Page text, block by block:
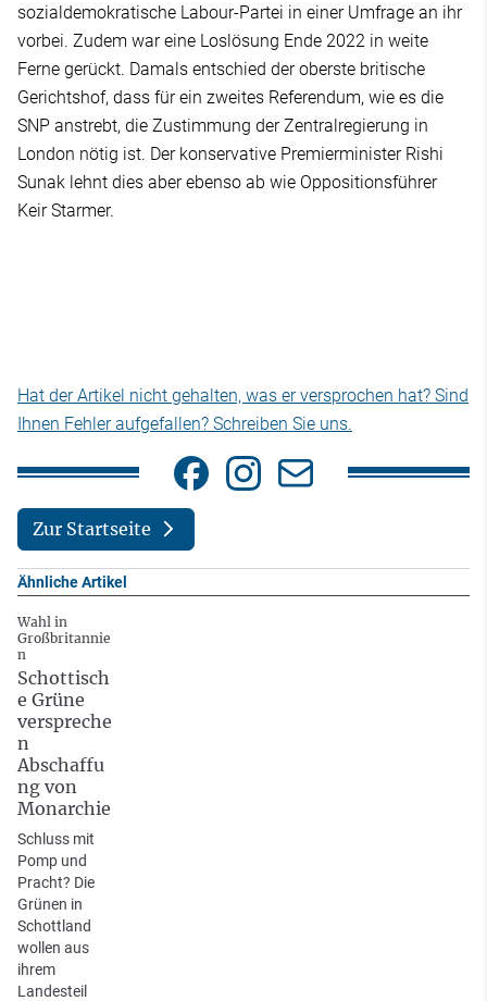
sozialdemokratische Labour-Partei in einer Umfrage an ihr
vorbei. Zudem war eine Loslösung Ende 2022 in weite
Ferne gerückt. Damals entschied der oberste britische
Gerichtshof, dass für ein zweites Referendum, wie es die
SNP anstrebt, die Zustimmung der Zentralregierung in
London nötig ist. Der konservative Premierminister Rishi
Sunak lehnt dies aber ebenso ab wie Oppositionsführer
Keir Starmer.
Hat der Artikel nicht gehalten, was er versprochen hat? Sind
Ihnen Fehler aufgefallen? Schreiben Sie uns.
Zur Startseite
Ähnliche Artikel
Wahl in
Großbritannie
n
Schottisch
e Grüne
verspreche
n
Abschaffu
ng von
Monarchie
Schluss mit
Pomp und
Pracht? Die
Grünen in
Schottland
wollen aus
ihrem
Landesteil